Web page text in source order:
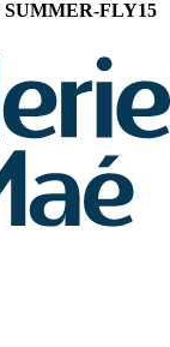
SUMMER-FLY15